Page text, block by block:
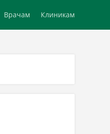
Врачам Клиникам